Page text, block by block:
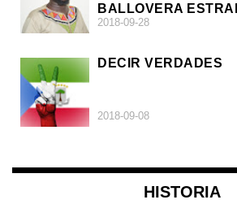
BALLOVERA
2018-09-28
DECIR VERDADES
2018-09-08
HISTORIA